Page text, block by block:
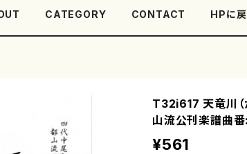
CATEGORY CONTACT HPに
T32i617 天竜川（
山流公刊楽譜曲
¥561